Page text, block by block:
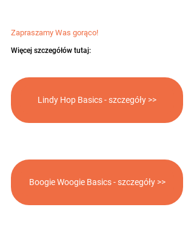
Zapraszamy Was gorąco!
Więcej szczegółów tutaj:
Lindy Hop Basics - szczegóły >>
Boogie Woogie Basics - szczegóły >>